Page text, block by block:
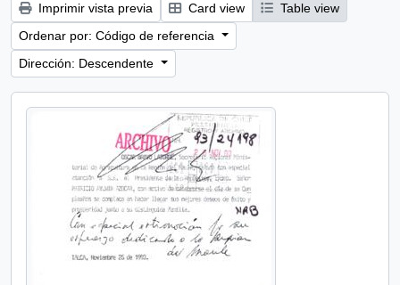
Imprimir vista previa Card view
Table view
Ordenar por: Código de referencia
Dirección: Descendente